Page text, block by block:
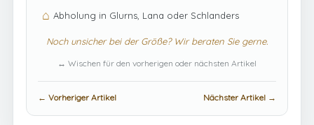
⌂ Abholung in Glurns, Lana oder Schlanders
Noch unsicher bei der Größe? Wir beraten Sie gerne.
↔ Wischen für den vorherigen oder nächsten Artikel
← Vorheriger Artikel Nächster Artikel →